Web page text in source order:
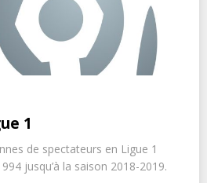
1
de spectateurs en Ligue 1
jusqu’à la saison 2018-2019.